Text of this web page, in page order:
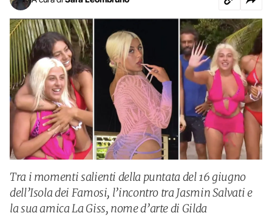
Tra i momenti salienti della puntata del 16 giugno
dell’Isola dei Famosi, l’incontro tra Jasmin Salvati e
la sua amica La Giss, nome d’arte di Gilda